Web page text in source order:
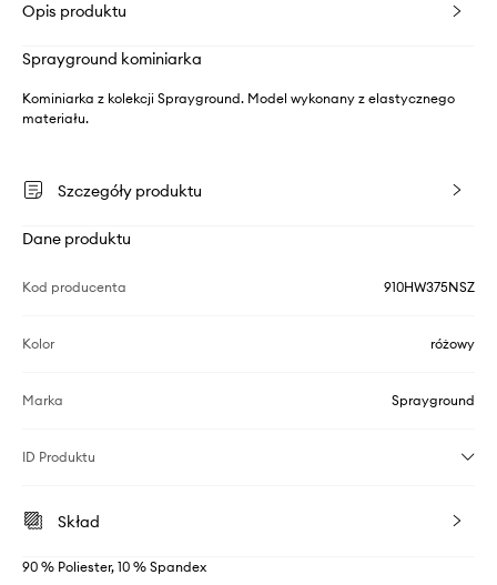
Opis produktu
Sprayground kominiarka
Kominiarka z kolekcji Sprayground. Model wykonany z elastycznego
materiału.
Szczegóły produktu
Dane produktu
Kod producenta 910HW375NSZ
Kolor różowy
Marka Sprayground
ID Produktu
Skład
90 % Poliester, 10 % Spandex